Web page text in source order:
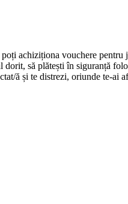
achiziționa vouchere
să plătești în siguranță
ă și te distrezi, oriunde te-ai